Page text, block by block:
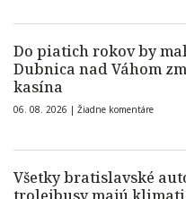
Do piatich rokov by
Dubnica nad Váhom
kasína
06. 08. 2026 | Žiadne komentáre
Všetky bratislavské